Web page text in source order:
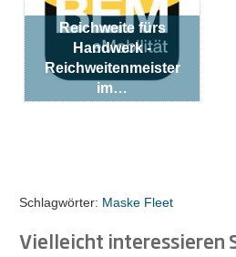
Reichweite fürs
Handwerk -
Reichweitenmeister
im…
Schlagwörter: Maske Fleet
Vielleicht interessieren